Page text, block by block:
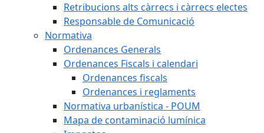
Retribucions alts càrrecs i càrrecs electes
Responsable de Comunicació
Normativa
Ordenances Generals
Ordenances Fiscals i calendari
Ordenances fiscals
Ordenances i reglaments
Normativa urbanística - POUM
Mapa de contaminació lumínica